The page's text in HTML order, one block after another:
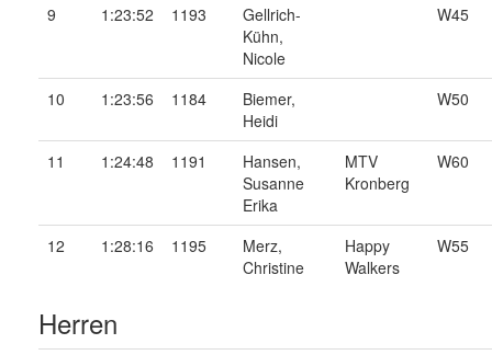
9 1:23:52 1193
Gellrich-
Kühn,
Nicole
W45
10 1:23:56 1184
Biemer,
Heidi
W50
11 1:24:48 1191
Hansen,
Susanne
Erika
MTV
Kronberg
W60
12 1:28:16 1195
Merz,
Christine
Happy
Walkers
W55
Herren